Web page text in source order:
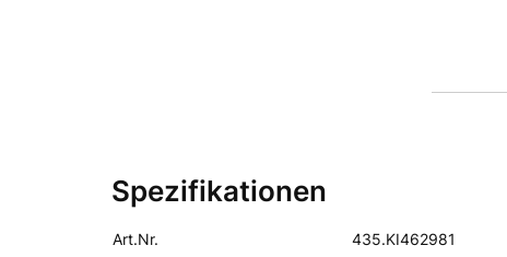
Spezifikationen
Art.Nr.
435.KI462981